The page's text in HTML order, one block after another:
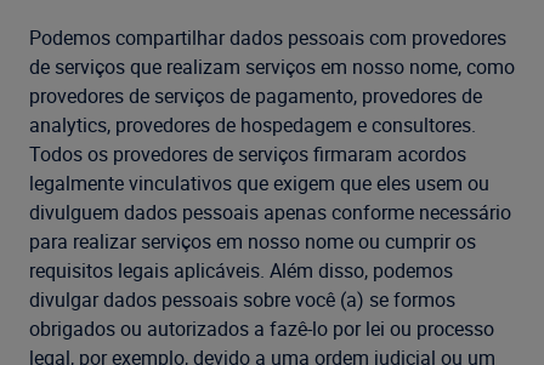
Podemos compartilhar dados pessoais com provedores
de serviços que realizam serviços em nosso nome, como
provedores de serviços de pagamento, provedores de
analytics, provedores de hospedagem e consultores.
Todos os provedores de serviços firmaram acordos
legalmente vinculativos que exigem que eles usem ou
divulguem dados pessoais apenas conforme necessário
para realizar serviços em nosso nome ou cumprir os
requisitos legais aplicáveis. Além disso, podemos
divulgar dados pessoais sobre você (a) se formos
obrigados ou autorizados a fazê-lo por lei ou processo
legal, por exemplo, devido a uma ordem judicial ou um